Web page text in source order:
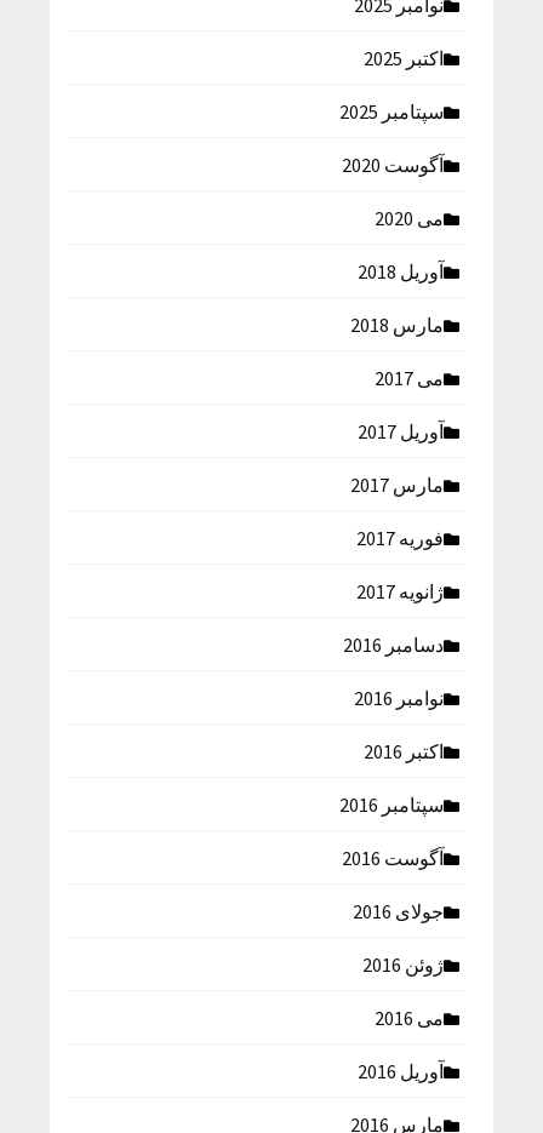
نوامبر 2025
اکتبر 2025
سپتامبر 2025
آگوست 2020
می 2020
آوریل 2018
مارس 2018
می 2017
آوریل 2017
مارس 2017
فوریه 2017
ژانویه 2017
دسامبر 2016
نوامبر 2016
اکتبر 2016
سپتامبر 2016
آگوست 2016
جولای 2016
ژوئن 2016
می 2016
آوریل 2016
مارس 2016